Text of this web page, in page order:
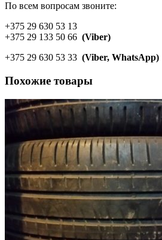
По всем вопросам звоните:
+375 29 630 53 13
+375 29 133 50 66 (Viber)
+375 29 630 53 33 (Viber, WhatsApp)
Похожие товары